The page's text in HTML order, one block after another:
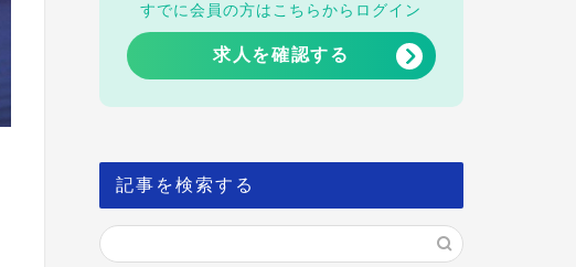
すでに会員の方はこちらからログイン
求人を確認する
記事を検索する